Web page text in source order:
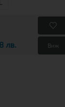
лв. Виж